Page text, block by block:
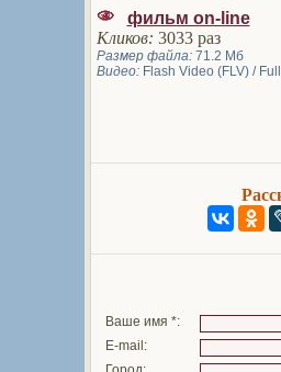
фильм on-line
Кликов: 3033 раз
Размер файла:71.2 Мб
Видео:Flash Video (FLV) /
Ваше имя *:
E-mail: